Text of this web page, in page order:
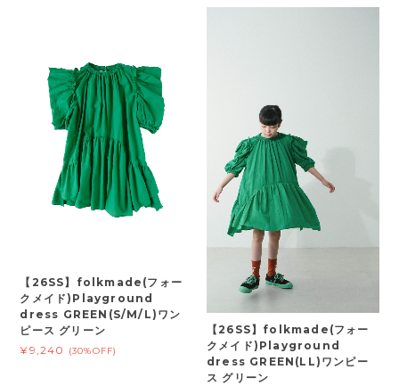
【26SS】folkmade(フォー
クメイド)Playground
dress GREEN(S/M/L)ワン
ピース グリーン
¥9,240
(30%OFF)
【26SS】folkmade(フォー
クメイド)Playground
dress GREEN(LL)ワンピー
ス グリーン